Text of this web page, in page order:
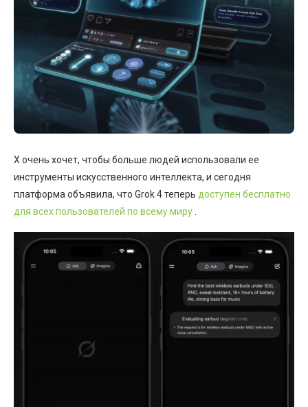
X очень хочет, чтобы больше людей использовали ее
инструменты искусственного интеллекта, и сегодня
платформа объявила, что Grok 4 теперь доступен бесплатно
для всех пользователей по всему миру